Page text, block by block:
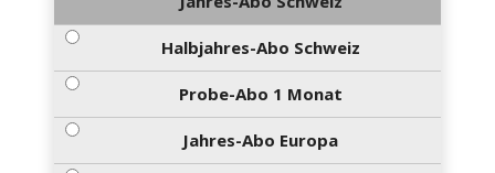
Halbjahres-Abo Schweiz
Probe-Abo 1 Monat
Jahres-Abo Europa